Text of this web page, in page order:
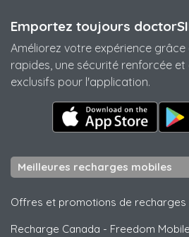
Emportez toujours
Améliorez votre expérience
rapides, une sécurité renforcée
exclusifs pour l'application.
Meilleures recharges mobiles
Offres et promotions de recharges
Recharge Canada - Freedom Mobile